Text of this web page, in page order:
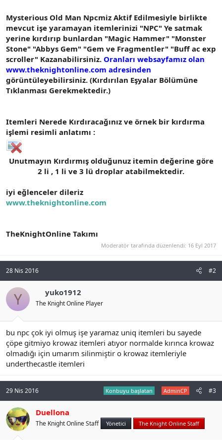
Mysterious Old Man Npcmiz Aktif Edilmesiyle birlikte
mevcut işe yaramayan itemlerinizi "NPC" Ye satmak
yerine kırdırıp bunlardan "Magic Hammer" "Monster
Stone" "Abbys Gem" "Gem ve Fragmentler" "Buff ac exp
scroller" Kazanabilirsiniz. Oranları websayfamız olan
www.theknightonline.com adresinden
görüntüleyebilirsiniz. (Kırdırılan Eşyalar Bölümüne
Tıklanması Gerekmektedir.)
Itemleri Nerede Kırdıracağınız ve örnek bir kırdırma
işlemi resimli anlatımı :
Unutmayın Kırdırmış olduğunuz itemin değerine göre
2 li , 1 li ve 3 lü droplar atabilmektedir.
iyi eğlenceler dileriz
www.theknightonline.com
TheKnightOnline Takımı
Moderatör tarafında düzenlendi: 16 Eyl 2017
28 Nis 2016 #2
Y yuko1912
The Knight Online Player
bu npc çok iyi olmuş işe yaramaz uniq itemleri bu sayede
çöpe gitmiyo krowaz itemleri atıyor normalde kırınca krowaz
olmadığı için umarım silinmiştir o krowaz itemleriyle
underthecastle itemleri
29 Nis 2016 Konbuyu başlatan AdminCP #3
Duellona
The Knight Online Staff Yönetici The Knight Online Staff